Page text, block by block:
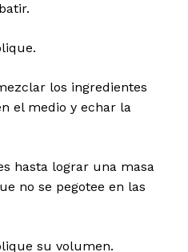
los ingredientes
el medio y echar la
hasta lograr una masa
no se pegotee en las
su volumen.